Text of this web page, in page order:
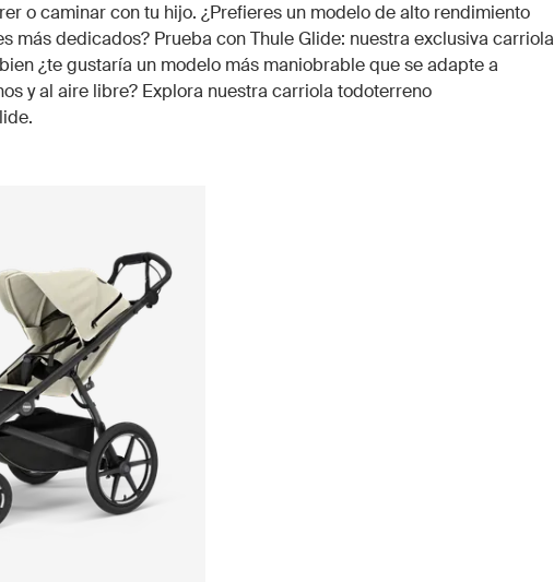
o caminar con tu hijo. ¿Prefieres un modelo de alto rendimiento
más dedicados? Prueba con Thule Glide: nuestra exclusiva carriola
¿te gustaría un modelo más maniobrable que se adapte a
y al aire libre? Explora nuestra carriola todoterreno